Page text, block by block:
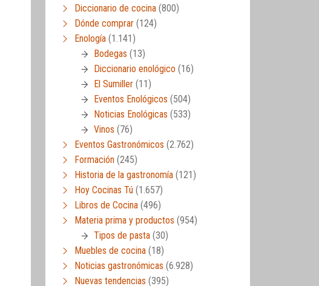
Diccionario de cocina (800)
Dónde comprar (124)
Enología (1.141)
Bodegas (13)
Diccionario enológico (16)
El Sumiller (11)
Eventos Enológicos (504)
Noticias Enológicas (533)
Vinos (76)
Eventos Gastronómicos (2.762)
Formación (245)
Historia de la gastronomía (121)
Hoy Cocinas Tú (1.657)
Libros de Cocina (496)
Materia prima y productos (954)
Tipos de pasta (30)
Muebles de cocina (18)
Noticias gastronómicas (6.928)
Nuevas tendencias (395)